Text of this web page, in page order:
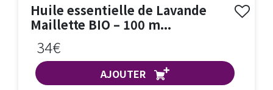
Huile essentielle de Lavande
Maillette BIO – 100 m...
34€
AJOUTER